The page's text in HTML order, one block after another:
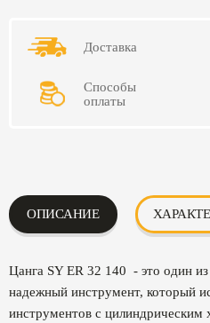
Доставка
Способы
оплаты
ОПИСАНИЕ
Цанга SY ER 32 140 - это один
надежный инструмент, который
инструментов с цилиндрическим